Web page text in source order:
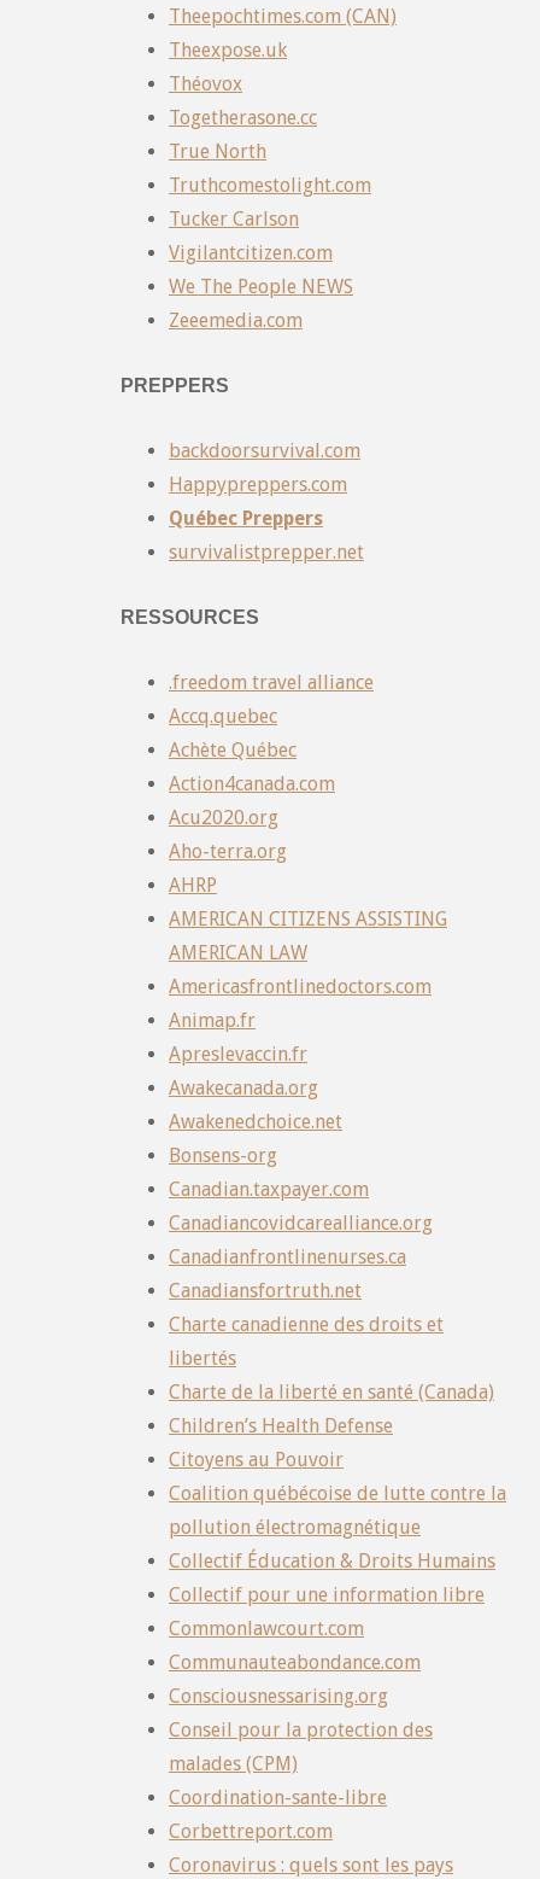
Theepochtimes.com (CAN)
Theexpose.uk
Théovox
Togetherasone.cc
True North
Truthcomestolight.com
Tucker Carlson
Vigilantcitizen.com
We The People NEWS
Zeeemedia.com
PREPPERS
backdoorsurvival.com
Happypreppers.com
Québec Preppers
survivalistprepper.net
RESSOURCES
.freedom travel alliance
Accq.quebec
Achète Québec
Action4canada.com
Acu2020.org
Aho-terra.org
AHRP
AMERICAN CITIZENS ASSISTING
AMERICAN LAW
Americasfrontlinedoctors.com
Animap.fr
Apreslevaccin.fr
Awakecanada.org
Awakenedchoice.net
Bonsens-org
Canadian.taxpayer.com
Canadiancovidcarealliance.org
Canadianfrontlinenurses.ca
Canadiansfortruth.net
Charte canadienne des droits et
libertés
Charte de la liberté en santé (Canada)
Children’s Health Defense
Citoyens au Pouvoir
Coalition québécoise de lutte contre la
pollution électromagnétique
Collectif Éducation & Droits Humains
Collectif pour une information libre
Commonlawcourt.com
Communauteabondance.com
Consciousnessarising.org
Conseil pour la protection des
malades (CPM)
Coordination-sante-libre
Corbettreport.com
Coronavirus : quels sont les pays